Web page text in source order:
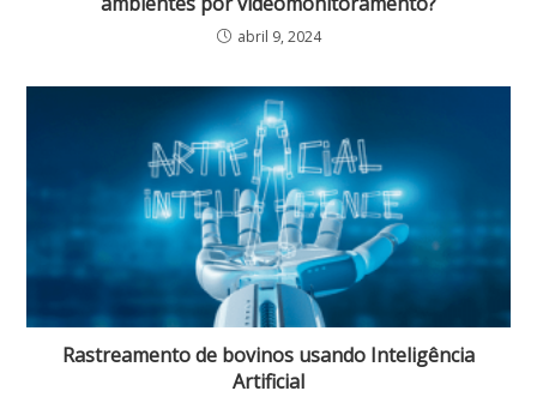
abril 9, 2024
Rastreamento de bovinos usando Inteligência
Artificial